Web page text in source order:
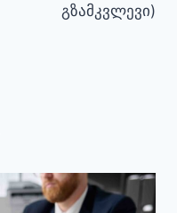
გზამკვლევი)